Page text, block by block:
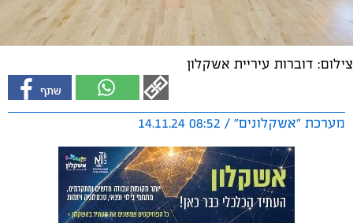
צילום: דוברות עיריית אשקלון
מערכת "אשקלונים" / 08:52 14.11.24